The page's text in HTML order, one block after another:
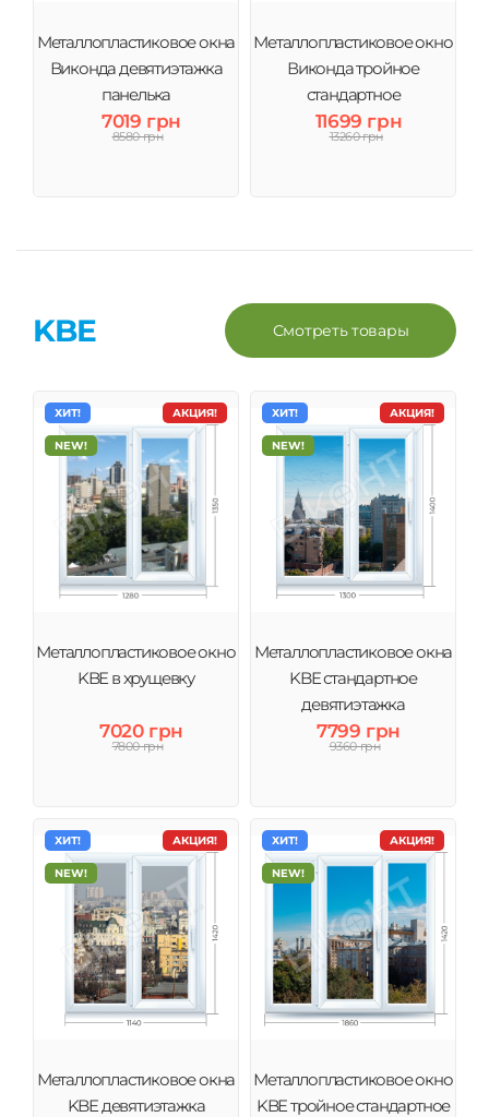
Металлопластиковое окна
Виконда девятиэтажка
панелька
7019 грн
8580 грн
Металлопластиковое окно
Виконда тройное
стандартное
11699 грн
13260 грн
KBE Смотреть товары
АКЦИЯ!
ХИТ!
NEW!
Металлопластиковое окно
KBE в хрущевку
7020 грн
7800 грн
АКЦИЯ!
ХИТ!
NEW!
Металлопластиковое окна
KBE стандартное
девятиэтажка
7799 грн
9360 грн
АКЦИЯ!
ХИТ!
NEW!
Металлопластиковое окна
KBE девятиэтажка
АКЦИЯ!
ХИТ!
NEW!
Металлопластиковое окно
KBE тройное стандартное